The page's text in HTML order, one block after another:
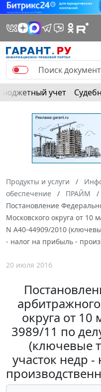
Бюджетный учет
Продукты и услуги
обеспечение
ПРАЙМ
Постановление
Московского округа от 10
N А40-44909/2010
- налог на прибыль -
20 июля 2016
округа от 10
3989/11 по
(ключевые
участок недр